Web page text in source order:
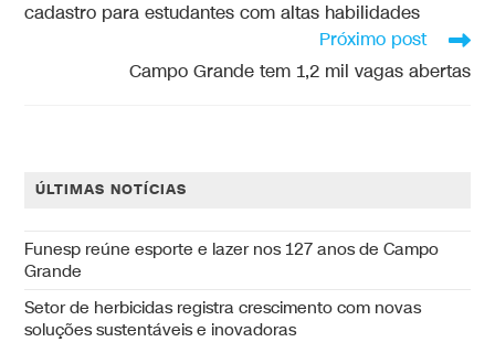
cadastro para estudantes com altas habilidades
Próximo post
Campo Grande tem 1,2 mil vagas abertas
ÚLTIMAS NOTÍCIAS
Funesp reúne esporte e lazer nos 127 anos de Campo
Grande
Setor de herbicidas registra crescimento com novas
soluções sustentáveis e inovadoras